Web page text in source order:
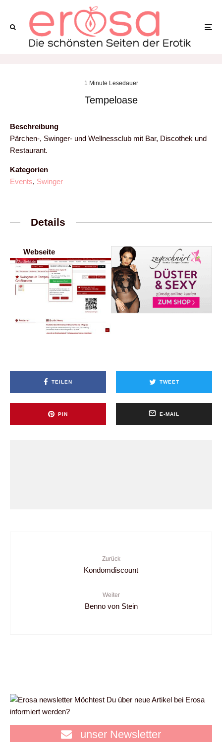
1 Minute Lesedauer
Tempeloase
Beschreibung
Pärchen-, Swinger- und Wellnessclub mit Bar, Discothek und
Restaurant.
Kategorien
Events, Swinger
Details
Webseite
TEILEN TWEET
PIN E-MAIL
Zurück
Kondomdiscount
Weiter
Benno von Stein
Möchtest Du über neue Artikel bei Erosa
informiert werden?
unser Newsletter